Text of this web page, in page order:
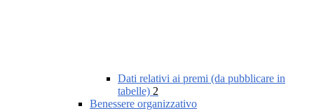
Dati relativi ai premi (da pubblicare in
tabelle) 2
Benessere organizzativo